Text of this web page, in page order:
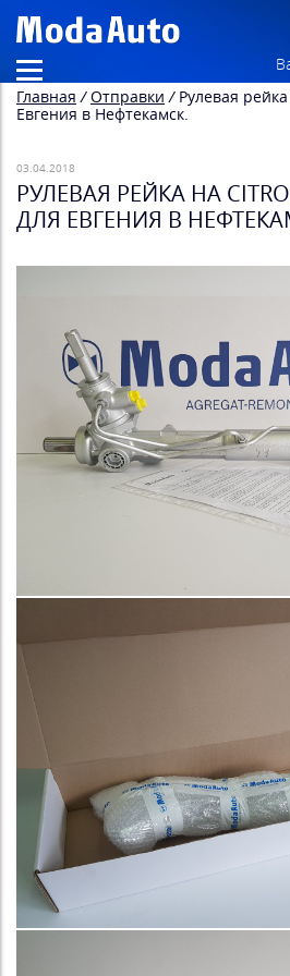
Главная / Отправки / Рулевая
Евгения в Нефтекамск.
03.04.2018
РУЛЕВАЯ РЕЙКА НА
ДЛЯ ЕВГЕНИЯ В